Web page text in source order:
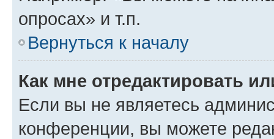
опросах» и т.п.
Вернуться к началу
Как мне отредактировать
Если вы не являетесь
конференции, вы можете